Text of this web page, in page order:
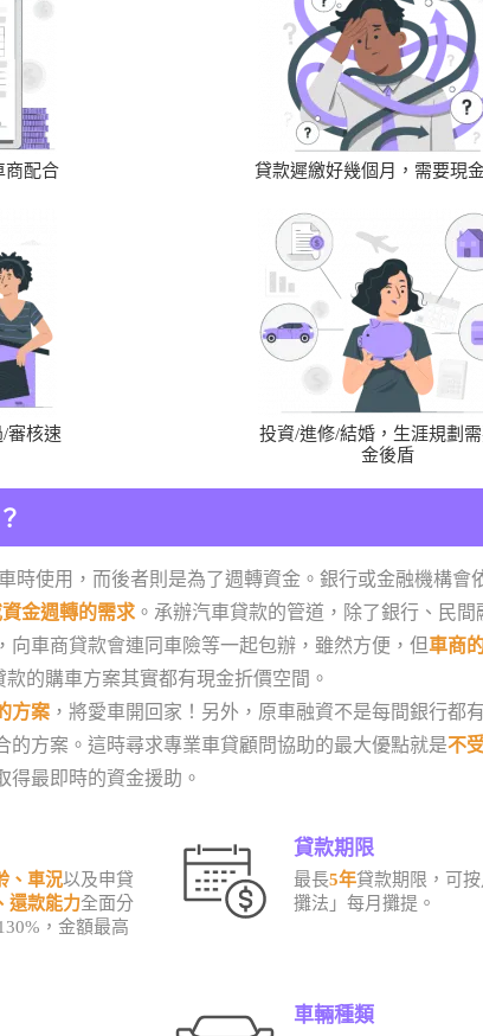
商配合
貸款遲繳好幾個月，需要現
審核速
投資/進修/結婚，生涯規劃
金後盾
時使用，而後者則是為了週轉資金。銀行或金融機構會
金週轉的需求 。承辦汽車貸款的管道，除了銀行、民間
車商貸款會連同車險等一起包辦，雖然方便，但車商
款的購車方案其實都有現金折價空間。
方案 ，將愛車開回家！另外，原車融資不是每間銀行都
方案。這時尋求專業車貸顧問協助的最大優點就是不
得最即時的資金援助。
、車況以及申貸
還款能力全面分
，金額最高
貸款期限
最長5年貸款期限，可
攤法」每月攤提。
車輛種類